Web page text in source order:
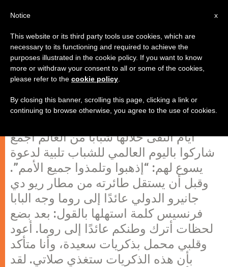
البابا فرنسيس يعود إلى روما
غادر البابا فرنسيس البرازيل مساء الأحد
أيام التقى خلالها شبابا من العالم أجمع
شاركوا باليوم العالمي للشباب تلبية لدعوة
يسوع لهم: “إذهبوا وتلمذوا جميع الأمم”.
وقبل أن يستقل طائرته من مطار ريو دي
جانيرو الدولي عائدًا إلى روما وجه البابا
فرنسيس كلمة استهلها بالقول: بعد بضع
لحظات أترك وطنكم عائدًا إلى روما. أعود
وقلبي محمل بذكريات سعيدة، وأنا متأكد
بأن هذه الذكريات ستغذي صلاتي. لقد
x
Notice
This website or its third party tools use cookies, which are
necessary to its functioning and required to achieve the
purposes illustrated in the cookie policy. If you want to know
more or withdraw your consent to all or some of the cookies,
please refer to the cookie policy
By closing this banner, scrolling this page, clicking a link or
continuing to browse otherwise, you agree to the use of cookies.